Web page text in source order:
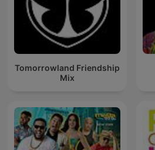
Tomorrowland Friendship
Mix